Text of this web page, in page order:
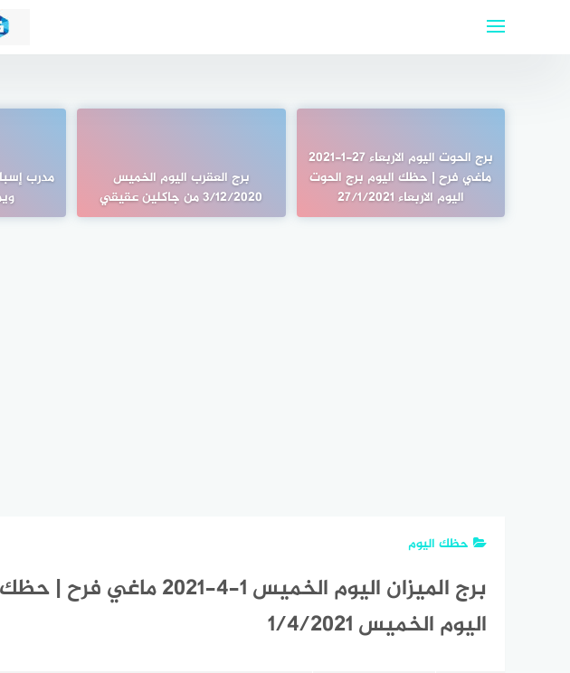
برج الحوت اليوم الاربعاء 27-1-2021
ماغي فرح | حظك اليوم برج الحوت
اليوم الاربعاء 27/1/2021
برج العقرب اليوم الخميس
3/12/2020 من جاكلين عقيقي
مدرب
حظك اليوم
برج الميزان اليوم الخميس 1-4-
اليوم الخميس 1/4/2021